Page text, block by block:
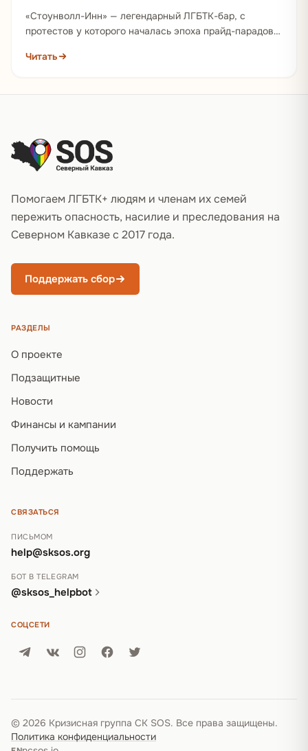
«Стоунволл-Инн» — легендарный ЛГБТК-бар, с
протестов у которого началась эпоха прайд-парадов и
управляла мафия, раз в месяц…
Читать
Помогаем ЛГБТК+ людям и членам их семей
пережить опасность, насилие и преследования на
Северном Кавказе с 2017 года.
Поддержать сбор
РАЗДЕЛЫ
О проекте
Подзащитные
Новости
Финансы и кампании
Получить помощь
Поддержать
СВЯЗАТЬСЯ
ПИСЬМОМ
help@sksos.org
БОТ В TELEGRAM
@sksos_helpbot
СОЦСЕТИ
© 2026 Кризисная группа СК SOS. Все права защищены.
Политика конфиденциальности